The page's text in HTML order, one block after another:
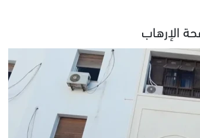
الإرهاب